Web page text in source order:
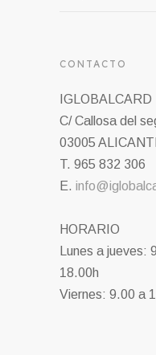
CONTACTO
IGLOBALCARD
C/ Callosa del
03005
T. 965 832 306
E.
HORARIO
Lunes a
18.00h
Viernes: 9.00 a